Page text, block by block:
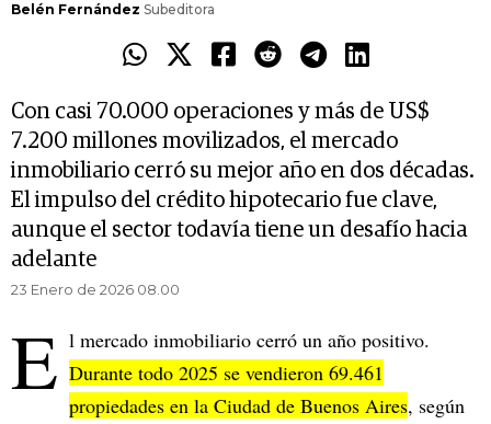
Belén Fernández Subeditora
Con casi 70.000 operaciones y más de US$
7.200 millones movilizados, el mercado
inmobiliario cerró su mejor año en dos décadas.
El impulso del crédito hipotecario fue clave,
aunque el sector todavía tiene un desafío hacia
adelante
23 Enero de 2026 08.00
E l mercado inmobiliario cerró un año positivo.
Durante todo 2025 se vendieron 69.461
propiedades en la Ciudad de Buenos Aires, según